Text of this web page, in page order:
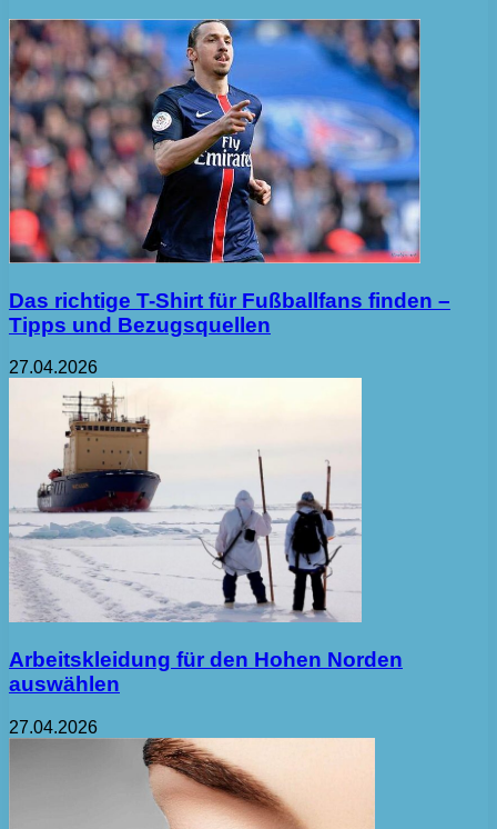
Das richtige T-Shirt für Fußballfans finden –
Tipps und Bezugsquellen
27.04.2026
Arbeitskleidung für den Hohen Norden
auswählen
27.04.2026